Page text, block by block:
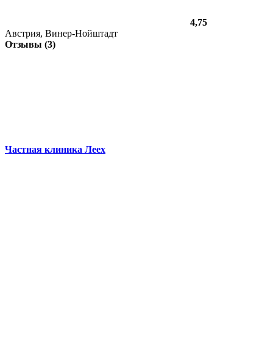
4,75
Австрия, Винер-Нойштадт
Отзывы (3)
Частная клиника Леех